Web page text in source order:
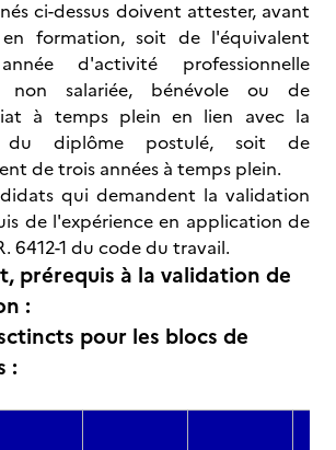
ci-dessus doivent attester, avant
formation, soit de l'équivalent
d'activité professionnelle
non salariée, bénévole ou de
à temps plein en lien avec la
du diplôme postulé, soit de
de trois années à temps plein.
qui demandent la validation
de l'expérience en application de
6412-1 du code du travail.
prérequis à la validation de
:
pour les blocs de
: